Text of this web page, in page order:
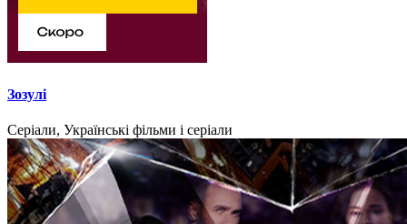
Зозулі
Серіали, Українські фільми і серіали